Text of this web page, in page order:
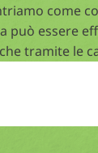
come
può essere
tramite le